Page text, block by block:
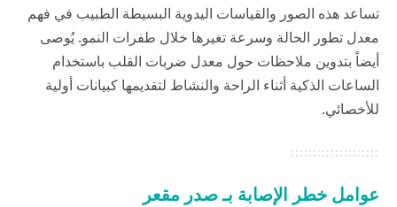
تساعد هذه الصور والقياسات اليدوية البسيطة الطبيب في فهم
معدل تطور الحالة وسرعة تغيرها خلال طفرات النمو. يُوصى
أيضاً بتدوين ملاحظات حول معدل ضربات القلب باستخدام
الساعات الذكية أثناء الراحة والنشاط لتقديمها كبيانات أولية
للأخصائي.
عوامل خطر الإصابة بـ صدر مقعر